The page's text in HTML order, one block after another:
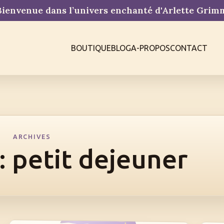
dans l’univers enchanté d'Arlette
BOUTIQUEBLOGA-PROPOSCONTACT
ARCHIVES
petit dejeuner